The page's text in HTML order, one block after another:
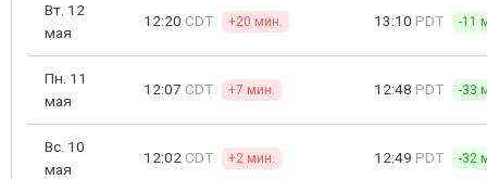
Вт. 12
мая
12:20 CDT +20 мин. 13:10 PDT -11
Пн. 11
мая
12:07 CDT +7 мин. 12:48 PDT -33
Вс. 10
мая
12:02 CDT +2 мин. 12:49 PDT -32